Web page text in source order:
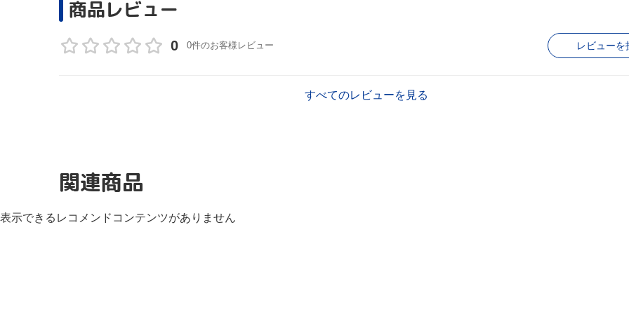
商品レビュー
0 0件のお客様レビュー レビューを
すべてのレビューを見る
関連商品
表示できるレコメンドコンテンツがありません